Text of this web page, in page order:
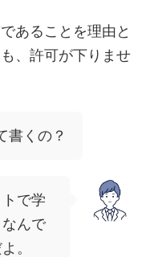
あることを理由と
、許可が下りませ
書くの？
で学
んで
。